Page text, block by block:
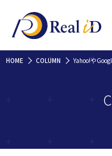
HOME COLUMN